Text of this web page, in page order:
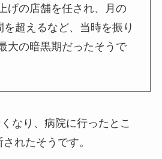
げの店舗を任され、月の
超えるなど、当時を振り
大の暗黒期だったそうで
なり、病院に行ったとこ
れたそうです。